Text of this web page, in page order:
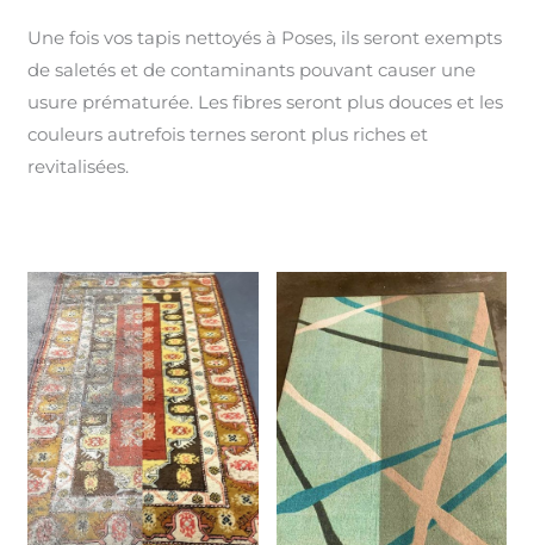
Une fois vos tapis nettoyés à Poses, ils seront exempts
de saletés et de contaminants pouvant causer une
usure prématurée. Les fibres seront plus douces et les
couleurs autrefois ternes seront plus riches et
revitalisées.